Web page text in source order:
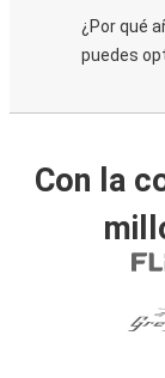
¿Por qué
puedes
Con la